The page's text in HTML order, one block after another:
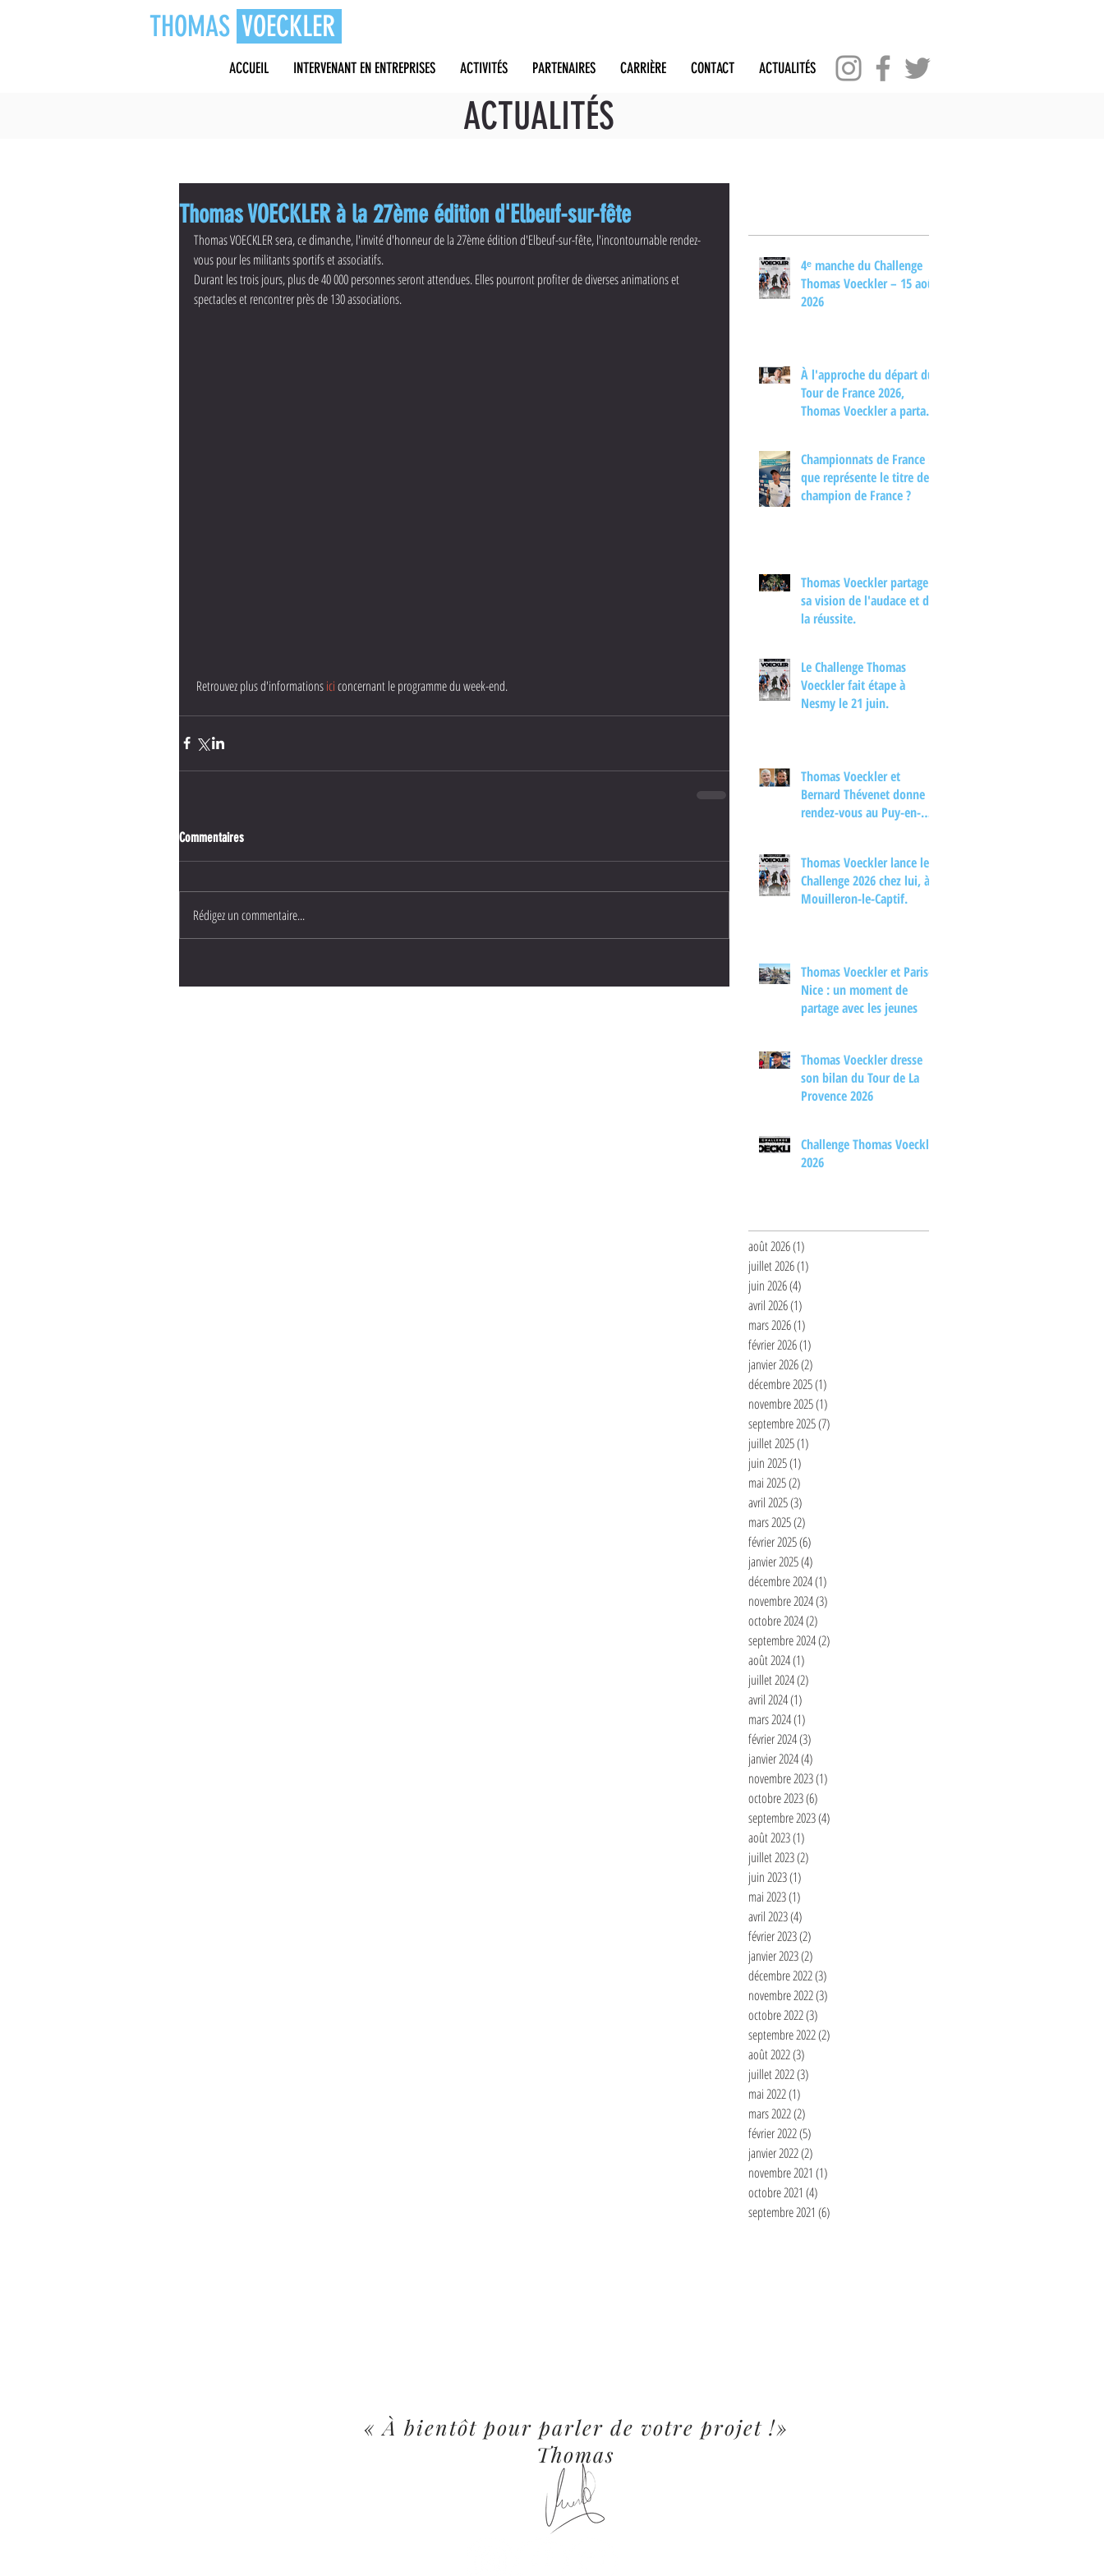
THOMAS VOECKLER
ACCUEIL INTERVENANT EN ENTREPRISES ACTIVITÉS PARTENAIRES CARRIÈRE CONTACT ACTUALITÉS
ACTUALITÉS
Thomas VOECKLER à la 27ème édition d'Elbeuf-sur-fête
Thomas VOECKLER sera, ce dimanche, l'invité d'honneur de la 27ème édition d'Elbeuf-sur-fête, l'incontournable rendez-
vous pour les militants sportifs et associatifs.
Durant les trois jours, plus de 40 000 personnes seront attendues. Elles pourront profiter de diverses animations et
spectacles et rencontrer près de 130 associations.
Retrouvez plus d'informations ici concernant le programme du week-end.
Commentaires
Rédigez un commentaire...
4ᵉ manche du Challenge
Thomas Voeckler – 15 août
2026
À l'approche du départ du
Tour de France 2026,
Thomas Voeckler a partagé
nouvelle édition dans une
interview.
Championnats de France :
que représente le titre de
champion de France ?
Thomas Voeckler partage
sa vision de l'audace et de
la réussite.
Le Challenge Thomas
Voeckler fait étape à
Nesmy le 21 juin.
Thomas Voeckler et
Bernard Thévenet donne
rendez-vous au Puy-en-
cyclisme
Thomas Voeckler lance le
Challenge 2026 chez lui, à
Mouilleron-le-Captif.
Thomas Voeckler et Paris-
Nice : un moment de
partage avec les jeunes
Thomas Voeckler dresse
son bilan du Tour de La
Provence 2026
Challenge Thomas Voeckler
2026
août 2026(1)
juillet 2026(1)
juin 2026(4)
avril 2026(1)
mars 2026(1)
février 2026(1)
janvier 2026(2)
décembre 2025(1)
novembre 2025(1)
septembre 2025(7)
juillet 2025(1)
juin 2025(1)
mai 2025(2)
avril 2025(3)
mars 2025(2)
février 2025(6)
janvier 2025(4)
décembre 2024(1)
novembre 2024(3)
octobre 2024(2)
septembre 2024(2)
août 2024(1)
juillet 2024(2)
avril 2024(1)
mars 2024(1)
février 2024(3)
janvier 2024(4)
novembre 2023(1)
octobre 2023(6)
septembre 2023(4)
août 2023(1)
juillet 2023(2)
juin 2023(1)
mai 2023(1)
avril 2023(4)
février 2023(2)
janvier 2023(2)
décembre 2022(3)
novembre 2022(3)
octobre 2022(3)
septembre 2022(2)
août 2022(3)
juillet 2022(3)
mai 2022(1)
mars 2022(2)
février 2022(5)
janvier 2022(2)
novembre 2021 (1)
octobre 2021 (4)
septembre 2021 (6)
« À bientôt pour parler de votre projet !»
Thomas